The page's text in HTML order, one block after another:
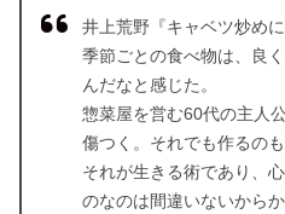
井上荒野『キャベツ炒め
季節ごとの食べ物は、良
んだなと感じた。
惣菜屋を営む60代の主人
傷つく。それでも作るの
それが生きる術であり、
のなのは間違いないからか